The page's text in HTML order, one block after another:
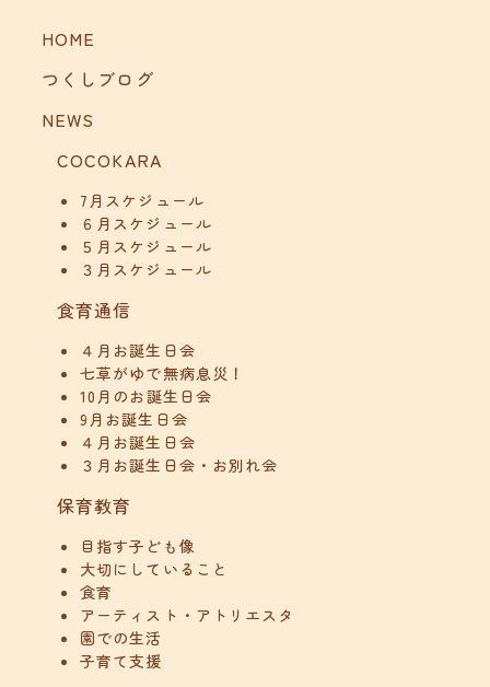
HOME
つくしブログ
NEWS
COCOKARA
7月スケジュール
６月スケジュール
５月スケジュール
３月スケジュール
食育通信
４月お誕生日会
七草がゆで無病息災！
10月のお誕生日会
9月お誕生日会
４月お誕生日会
３月お誕生日会・お別れ会
保育教育
目指す子ども像
大切にしていること
食育
アーティスト・アトリエスタ
園での生活
子育て支援